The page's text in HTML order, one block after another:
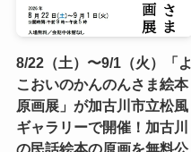
8/22（土）〜9/1（火）「よ
こおいのかんのんさま絵本
原画展」が加古川市立松風
ギャラリーで開催！加古川
の民話絵本の原画を無料公